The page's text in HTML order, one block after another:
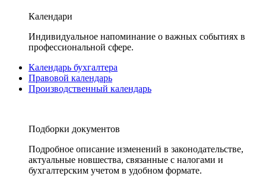
Календари
Индивидуальное напоминание о важных событиях в
профессиональной сфере.
Календарь бухгалтера
Правовой календарь
Производственный календарь
Подборки документов
Подробное описание изменений в законодательстве,
актуальные новшества, связанные с налогами и
бухгалтерским учетом в удобном формате.